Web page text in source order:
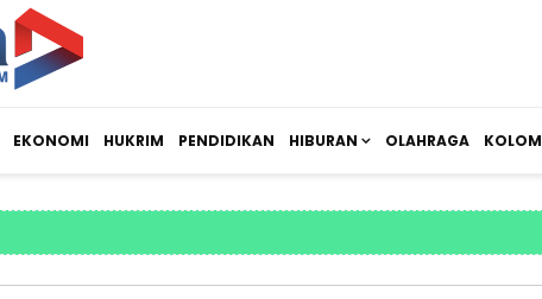
EKONOMI HUKRIM PENDIDIKAN HIBURAN OLAHRAGA KOLOM